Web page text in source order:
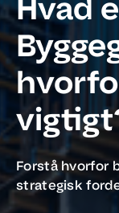
Hvad
Forstå hvorfor
strategisk